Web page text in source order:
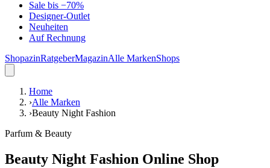
Sale bis −70%
Designer-Outlet
Neuheiten
Auf Rechnung
ShopazinRatgeberMagazinAlle MarkenShops
Home
›Alle Marken
›Beauty Night Fashion
Parfum & Beauty
Beauty Night Fashion Online Shop